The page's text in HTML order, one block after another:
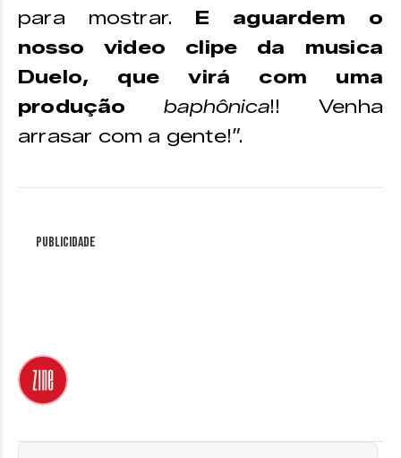
para mostrar. E aguardem o
nosso video clipe da musica
Duelo, que virá com uma
produçãobaphônica!! Venha
arrasar com a gente!”.
Publicidade